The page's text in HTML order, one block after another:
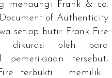
menaungi Frank & co.
of Authenticity
setiap butir Frank Fire
dikurasi oleh para
pemeriksaan tersebut,
terbukti memiliki